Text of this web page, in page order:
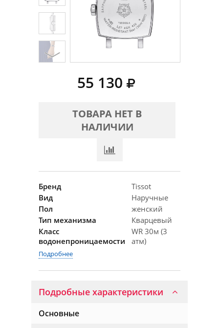
55 130
ТОВАРА НЕТ В
НАЛИЧИИ
Бренд
Tissot
Вид
Наручные
Пол
женский
Тип механизма
Кварцевый
Класс
водонепроницаемости
WR 30м (3
атм)
Подробнее
Подробные характеристики
Основные